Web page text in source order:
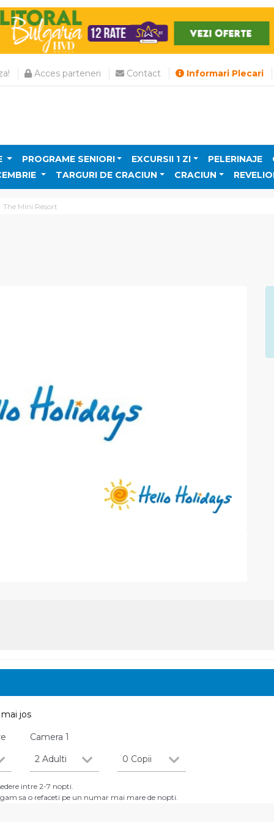
Acces parteneri Contact Informari Plecari
PROGRAME SENIORI EXCURSII 1 ZI PELERINAJE
TARGURI DE CRACIUN CRACIUN
The Mini Resort
jos
Camera1
2 Adulti
0 Copii
intre 2-7 nopti.
sa o refaceti pe un numar mai mare de nopti.